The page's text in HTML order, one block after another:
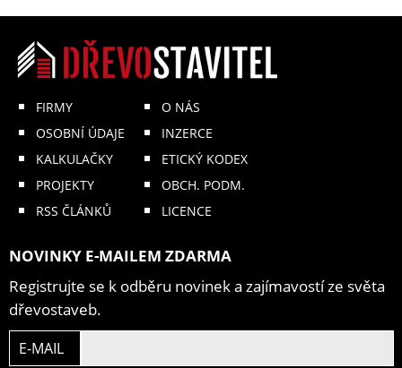
FIRMY
OSOBNÍ ÚDAJE
KALKULAČKY
PROJEKTY
RSS ČLÁNKŮ
O NÁS
INZERCE
ETICKÝ KODEX
OBCH. PODM.
LICENCE
NOVINKY E-MAILEM ZDARMA
Registrujte se k odběru novinek a zajímavostí ze světa
dřevostaveb.
E-MAIL